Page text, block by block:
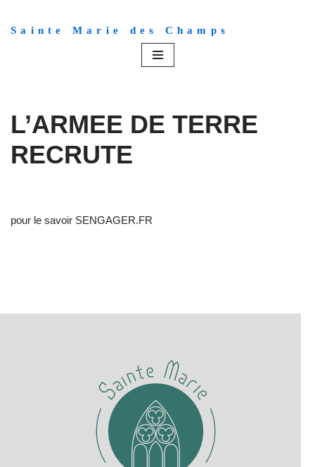
Aller
Sainte Marie des Champs
L’ARMEE DE TERRE
RECRUTE
pour le savoir SENGAGER.FR